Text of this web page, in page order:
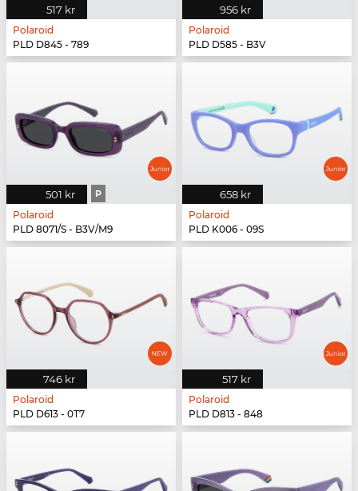
517 kr
Polaroid
PLD D845 - 789
956 kr
Polaroid
PLD D585 - B3V
501 kr P
Polaroid
PLD 8071/S - B3V/M9
658 kr
Polaroid
PLD K006 - 09S
746 kr
Polaroid
PLD D613 - 0T7
517 kr
Polaroid
PLD D813 - 848